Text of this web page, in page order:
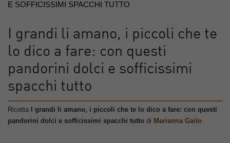
E SOFFICISSIMI SPACCHI TUTTO
I grandi li amano, i piccoli che te
lo dico a fare: con questi
pandorini dolci e sofficissimi
spacchi tutto
Ricetta
I grandi li amano, i piccoli che te lo dico a fare: con questi
pandorini dolci e sofficissimi spacchi tutto di Marianna Gaito